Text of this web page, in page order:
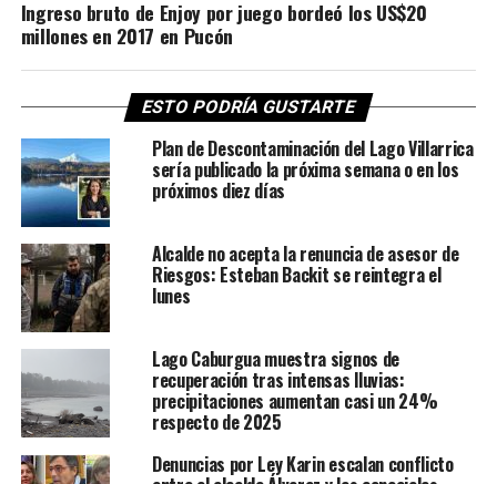
Ingreso bruto de Enjoy por juego bordeó los US$20
millones en 2017 en Pucón
ESTO PODRÍA GUSTARTE
Plan de Descontaminación del Lago Villarrica
sería publicado la próxima semana o en los
próximos diez días
Alcalde no acepta la renuncia de asesor de
Riesgos: Esteban Backit se reintegra el
lunes
Lago Caburgua muestra signos de
recuperación tras intensas lluvias:
precipitaciones aumentan casi un 24%
respecto de 2025
Denuncias por Ley Karin escalan conflicto